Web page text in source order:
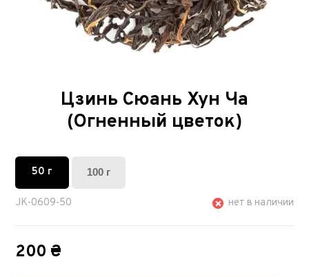
Цзинь Сюань Хун Ча
(Огненный цветок)
50 г 100 г
JK-0609-50 нет в наличии
200 ₴